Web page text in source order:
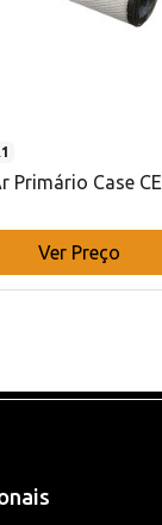
Primário Case CE
Ver Preço